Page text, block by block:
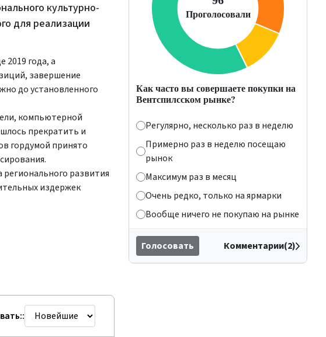
культурно-
для реализации
года, а
завершение
до установленного
компьютерной
прекратить и
гордумой принято
развития
издержек
Как часто вы совершаете покупки на
Вентспилсском рынке?
Регулярно, несколько раз в неделю
Примерно раз в неделю посещаю
рынок
Максимум раз в месяц
Очень редко, только на ярмарки
Вообще ничего не покупаю на рынке
Голосовать Комментарии(2)